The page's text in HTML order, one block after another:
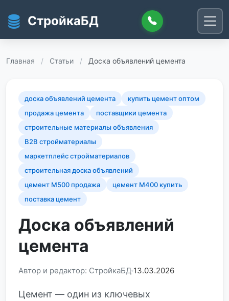
СтройкаБД
Главная / Статьи / Доска объявлений цемента
доска объявлений цемента
купить цемент оптом
продажа цемента
поставщики цемента
строительные материалы объявления
B2B стройматериалы
маркетплейс стройматериалов
строительная доска объявлений
цемент М500 продажа
цемент М400 купить
поставка цемент
Доска объявлений
цемента
Автор и редактор: СтройкаБД 13.03.2026
Цемент — один из ключевых